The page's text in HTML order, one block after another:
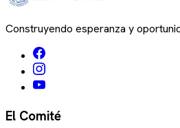
Construyendo esperanza y
El Comité